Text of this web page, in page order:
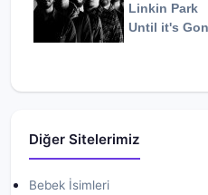
Linkin Park
Until it's
Diğer Sitelerimiz
Bebek İsimleri